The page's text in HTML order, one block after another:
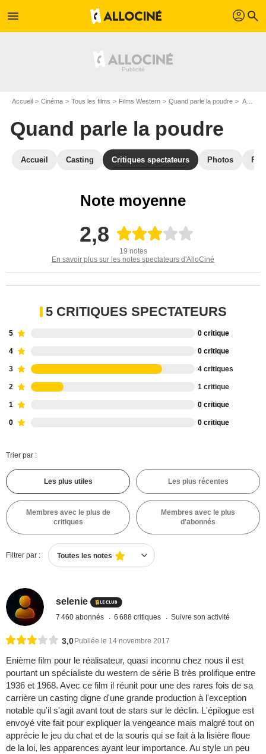
menu profil search
Accueil Cinéma Tous les films Films Western Quand parle la poudre Avis sur Quand parle la poudre
Quand parle la poudre
Accueil Casting Critiques spectateurs Photos
Note moyenne
2,8
19 notes
En savoir plus sur les notes spectateurs d'AlloCiné
5 CRITIQUES SPECTATEURS
5 0 critique
4 0 critique
3 4 critiques
2 1 critique
1 0 critique
0 0 critique
Trier par :
Les plus utiles Les plus récentes
Membres avec le plus de
critiques
Membres avec le plus
d'abonnés
Filtrer par : Toutes les notes
selenie
7 460 abonnés 6 688 critiques Suivre son activité
3,0 Publiée le 14 novembre 2017
Enième film pour le réalisateur, quasi inconnu chez nous il est
pourtant un spécialiste du western de série B très prolifique entre
1936 et 1968. Avec ce film il réunit pour une des rares fois de sa
carrière un casting digne d'une grande production à l'exception
notable qu'il s'agit avant tout de stars sur le déclin. L'épilogue est
envoyé vite fait pour expliquer la vengeance mais malgré tout on
apprécie le jeu du chat et de la souris qui se fait à la lisière floue
de la loi, les apparences ayant leur importance. Au style un peu